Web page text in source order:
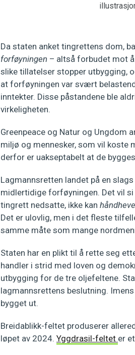
Da staten anket tingrettens dom,
forføyningen – altså forbudet mot
slike tillatelser stopper utbygging,
at forføyningen var svært
inntekter. Disse påstandene ble
virkeligheten.
Greenpeace og Natur og Ungdom
miljø og mennesker, som vil koste
derfor er uakseptabelt at de
Lagmannsretten landet på en
midlertidige forføyningen. Det vil
tingrett nedsatte, ikke kan
Det er ulovlig, men i det fleste
samme måte som mange
Staten har en plikt til å rette seg
handler i strid med loven og
utbygging for de tre oljefeltene.
lagmannsrettens beslutning.
bygget ut.
Breidablikk-feltet produserer
løpet av 2024. Yggdrasil-feltet er